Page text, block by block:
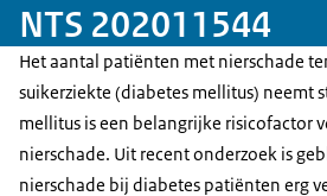
NTS 202011544
Het aantal patiënten met nierschade
suikerziekte (diabetes mellitus) neemt
mellitus is een belangrijke risicofactor
nierschade. Uit recent onderzoek is
nierschade bij diabetes patiënten erg